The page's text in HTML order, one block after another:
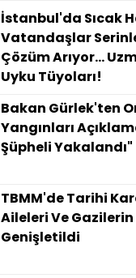
İstanbul'da Sıcak
Vatandaşlar
Çözüm Arıyor...
Uyku Tüyoları!
Bakan Gürlek'ten
Yangınları
Şüpheli Yakalandı"
TBMM'de Tarihi
Aileleri Ve Gazilerin
Genişletildi